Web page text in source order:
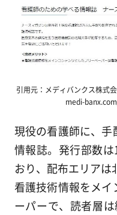
引用元：メディバンクス株式
medi-
現役の看護師に、
情報誌。発行部数
おり、配布エリアは
看護技術情報をメ
ーパーで、読者層